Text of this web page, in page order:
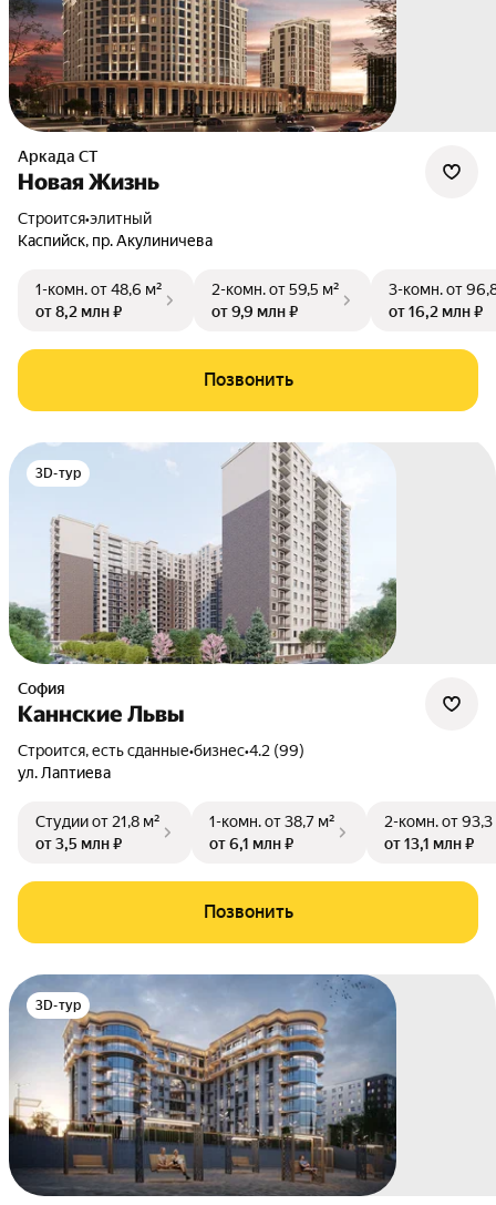
Аркада СТ
Новая Жизнь
Строится•элитный
Каспийск, пр. Акулиничева
1-комн.от 48,6 м²
от 8,2 млн ₽
2-комн.от 59,5 м²
от 9,9 млн ₽
3-комн.от
от 16,2 млн ₽
Позвонить
3D-тур
София
Каннские Львы
Строится, есть сданные•бизнес•4.2 (99)
ул. Лаптиева
Студииот 21,8 м²
от 3,5 млн ₽
1-комн.от 38,7 м²
от 6,1 млн ₽
2-комн.от 93,3
от 13,1 млн ₽
Позвонить
3D-тур